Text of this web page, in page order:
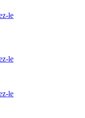
le
le
le